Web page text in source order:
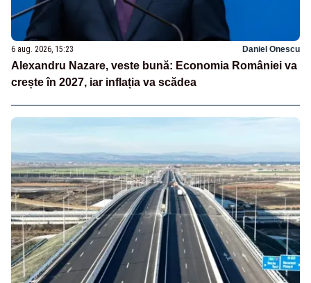
6 aug. 2026, 15:23 Daniel Onescu
Alexandru Nazare, veste bună: Economia României va
crește în 2027, iar inflația va scădea